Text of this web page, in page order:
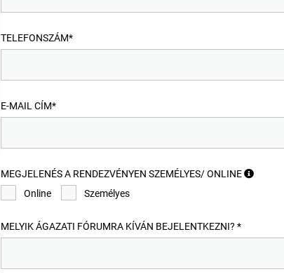
TELEFONSZÁM*
E-MAIL CÍM*
MEGJELENÉS A RENDEZVÉNYEN SZEMÉLYES/ ONLINE
Online
Személyes
MELYIK ÁGAZATI FÓRUMRA KÍVÁN BEJELENTKEZNI? *